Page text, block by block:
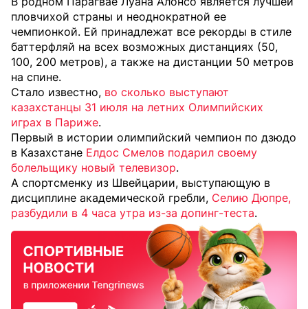
пловчихой страны и неоднократной ее
чемпионкой. Ей принадлежат все рекорды в стиле
баттерфляй на всех возможных дистанциях (50,
100, 200 метров), а также на дистанции 50 метров
на спине.
Стало известно, во сколько выступают
казахстанцы 31 июля на летних Олимпийских
играх в Париже.
Первый в истории олимпийский чемпион по дзюдо
в Казахстане Елдос Смелов подарил своему
болельщику новый телевизор.
А спортсменку из Швейцарии, выступающую в
дисциплине академической гребли, Селию Дюпре,
разбудили в 4 часа утра из-за допинг-теста.